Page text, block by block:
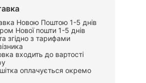
Новою Поштою 1-5 днів
Нової пошти 1-5 днів
згідно з тарифами
входить до вартості
оплачується окремо